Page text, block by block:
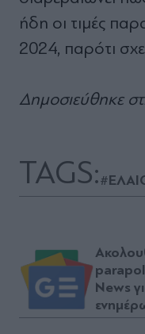
ήδη οι τιµές
2024, παρότι
Δημοσιεύθηκε
TAGS:
News